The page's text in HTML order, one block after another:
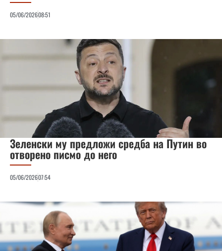
05/06/202608:51
Зеленски му предложи средба на Путин во
отворено писмо до него
05/06/202607:54